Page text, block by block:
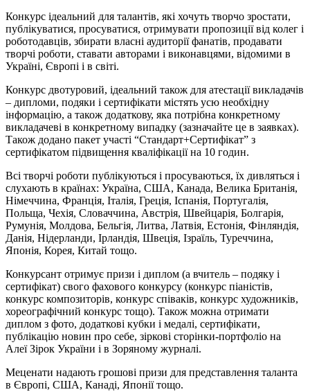
Конкурс ідеальний для талантів, які хочуть творчо зростати,
публікуватися, просуватися, отримувати пропозиції від колег і
роботодавців, збирати власні аудиторії фанатів, продавати
творчі роботи, ставати авторами і виконавцями, відомими в
Україні, Європі і в світі.
Конкурс двотуровий, ідеальний також для атестації викладачів
– дипломи, подяки і сертифікати містять усю необхідну
інформацію, а також додаткову, яка потрібна конкретному
викладачеві в конкретному випадку (зазначайте це в заявках).
Також додано пакет участі “Стандарт+Сертифікат” з
сертифікатом підвищення кваліфікації на 10 годин.
Всі творчі роботи публікуються і просуваються, їх дивляться і
слухають в країнах: Україна, США, Канада, Велика Британія,
Німеччина, Франція, Італія, Греція, Іспанія, Португалія,
Польща, Чехія, Словаччина, Австрія, Швейцарія, Болгарія,
Румунія, Молдова, Бельгія, Литва, Латвія, Естонія, Фінляндія,
Данія, Нідерланди, Ірландія, Швеція, Ізраїль, Туреччина,
Японія, Корея, Китай тощо.
Конкурсант отримує призи і диплом (а вчитель – подяку і
сертифікат) свого фахового конкурсу (конкурс піаністів,
конкурс композиторів, конкурс співаків, конкурс художників,
хореографічний конкурс тощо). Також можна отримати
диплом з фото, додаткові кубки і медалі, сертифікати,
публікацію новин про себе, зіркові сторінки-портфоліо на
Алеї Зірок України і в Зоряному журналі.
Меценати надають грошові призи для представлення таланта
в Європі, США, Канаді, Японії тощо.